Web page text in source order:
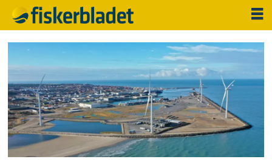
Tag:
hjørring
kommune